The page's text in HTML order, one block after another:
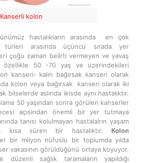
Kanserli kolon
hastalıkların arasında en çok
arasında üçüncü sırada yer
çoğu zaman belirti vermeyen ve yavaş
özellikle 50 -70 yaş ve üzerindekileri
kanseri- kalın bağırsak kanseri olarak
kolon veya bağırsak kanseri olarak iki
bilselerde aslında ikisde aynı hastalıktır.
50 yaşından sonra görülen kanserler
açısından önemli bir yer tutmaya
tanısı kolulmayan hastalalrın yaşam
kısa süren bir hastalıktır. Kolon
bir milyon nüfuslu bir toplumda yılda
vakasının görüldüğünü ortaya koyuyor.
düzenli sağlık taramaların yapıldığı